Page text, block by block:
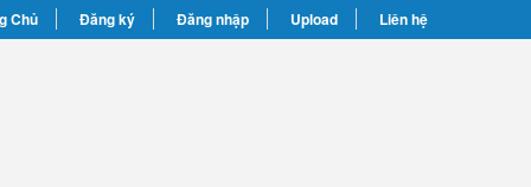
Chủ Đăng ký Đăng nhập Upload Liên hệ